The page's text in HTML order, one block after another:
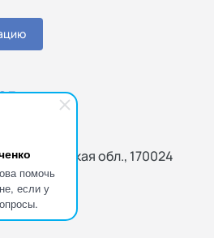
помочь
если у
Тверская обл., 170024